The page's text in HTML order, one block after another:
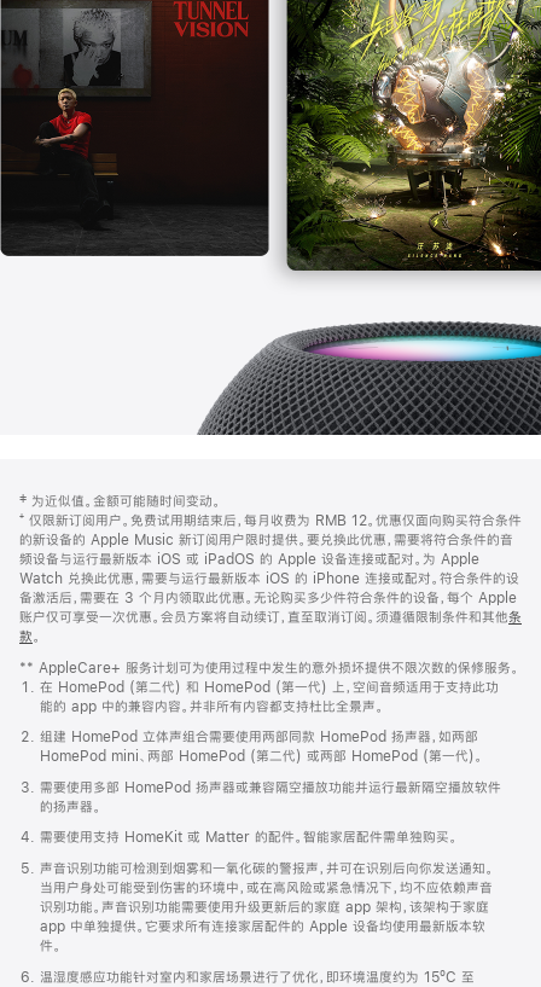
中
打
开)
页
页
脚
注
‡ 为近似值。金额可能随时间变动。
⁺ 仅限新订阅用户。免费试用期结束后，每月收费为 RMB 12。优惠仅面向购买符合条件
的新设备的 Apple Music 新订阅用户限时提供。要兑换此优惠，需要将符合条件的音
频设备与运行最新版本 iOS 或 iPadOS 的 Apple 设备连接或配对。为 Apple
Watch 兑换此优惠，需要与运行最新版本 iOS 的 iPhone 连接或配对。符合条件的设
备激活后，需要在 3 个月内领取此优惠。无论购买多少件符合条件的设备，每个 Apple
账户仅可享受一次优惠。会员方案将自动续订，直至取消订阅。须遵循限制条件和其他条
款。
窗
口
中
打
开)
** AppleCare+ 服务计划可为使用过程中发生的意外损坏提供不限次数的保修服务。
在 HomePod (第二代) 和 HomePod (第一代) 上，空间音频适用于支持此功
能的 app 中的兼容内容。并非所有内容都支持杜比全景声。
组建 HomePod 立体声组合需要使用两部同款 HomePod 扬声器，如两部
HomePod mini、两部 HomePod (第二代) 或两部 HomePod (第一代)。
需要使用多部 HomePod 扬声器或兼容隔空播放功能并运行最新隔空播放软件
的扬声器。
需要使用支持 HomeKit 或 Matter 的配件。智能家居配件需单独购买。
声音识别功能可检测到烟雾和一氧化碳的警报声，并可在识别后向你发送通知。
当用户身处可能受到伤害的环境中，或在高风险或紧急情况下，均不应依赖声音
识别功能。声音识别功能需要使用升级更新后的家庭 app 架构，该架构于家庭
app 中单独提供。它要求所有连接家居配件的 Apple 设备均使用最新版本软
件。
温湿度感应功能针对室内和家居场景进行了优化，即环境温度约为 15ºC 至